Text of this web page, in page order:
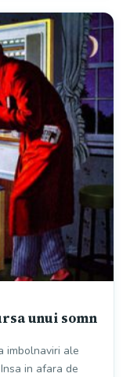
unui somn
imbolnaviri ale
in afara de